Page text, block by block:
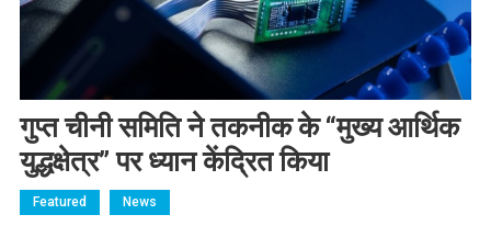
गुप्त चीनी समिति ने तकनीक के “मुख्य आर्थिक
युद्धक्षेत्र” पर ध्यान केंद्रित किया
Featured News